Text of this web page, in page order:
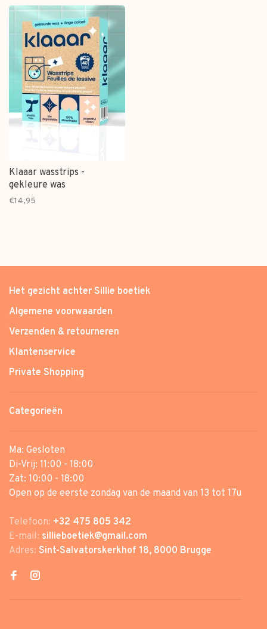
Klaaar wasstrips -
gekleure was
€14,95
Het gezicht achter Sillie boetiek
Algemene voorwaarden
Verzenden & retourneren
Klantenservice
Private Shopping
Categorieën
Ma: Gesloten
Di-Vrij: 11:00 - 18:00
Zat: 10:00 - 18:00
Open op de eerste zondag van de maand van 13 tot 17u
Telefoon: +32 475 805 342
E-mail: sillieboetiek@gmail.com
Adres: Sint-Salvatorskerkhof 18, 8000 Brugge